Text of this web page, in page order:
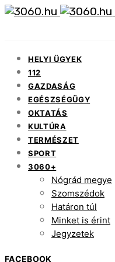
HELYI ÜGYEK
112
GAZDASÁG
EGÉSZSÉGÜGY
OKTATÁS
KULTÚRA
TERMÉSZET
SPORT
3060+
Nógrád megye
Szomszédok
Határon túl
Minket is érint
Jegyzetek
FACEBOOK